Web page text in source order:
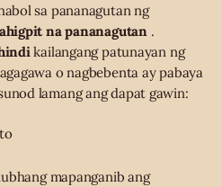
sa pananagutan ng
na pananagutan.
kailangang patunayan ng
o nagbebenta ay pabaya
lamang ang dapat gawin:
mapanganib ang